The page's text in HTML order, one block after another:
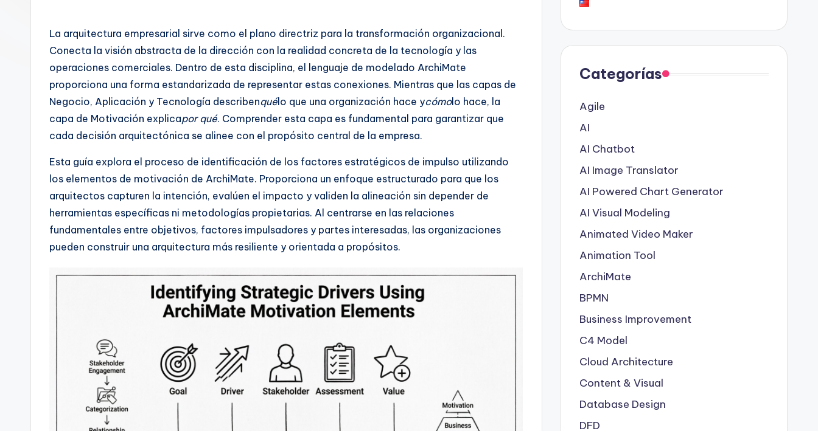
A
si
La arquitectura empresarial sirve como el plano directriz para la transformación organizacional.
Conecta la visión abstracta de la dirección con la realidad concreta de la tecnología y las
operaciones comerciales. Dentro de esta disciplina, el lenguaje de modelado ArchiMate
proporciona una forma estandarizada de representar estas conexiones. Mientras que las capas de
Negocio, Aplicación y Tecnología describenquélo que una organización hace ycómolo hace, la
capa de Motivación explicapor qué. Comprender esta capa es fundamental para garantizar que
cada decisión arquitectónica se alinee con el propósito central de la empresa.
Esta guía explora el proceso de identificación de los factores estratégicos de impulso utilizando
los elementos de motivación de ArchiMate. Proporciona un enfoque estructurado para que los
arquitectos capturen la intención, evalúen el impacto y validen la alineación sin depender de
herramientas específicas ni metodologías propietarias. Al centrarse en las relaciones
fundamentales entre objetivos, factores impulsadores y partes interesadas, las organizaciones
pueden construir una arquitectura más resiliente y orientada a propósitos.
Categorías
Agile
AI
AI Chatbot
AI Image Translator
AI Powered Chart Generator
AI Visual Modeling
Animated Video Maker
Animation Tool
ArchiMate
BPMN
Business Improvement
C4 Model
Cloud Architecture
Content & Visual
Database Design
DFD